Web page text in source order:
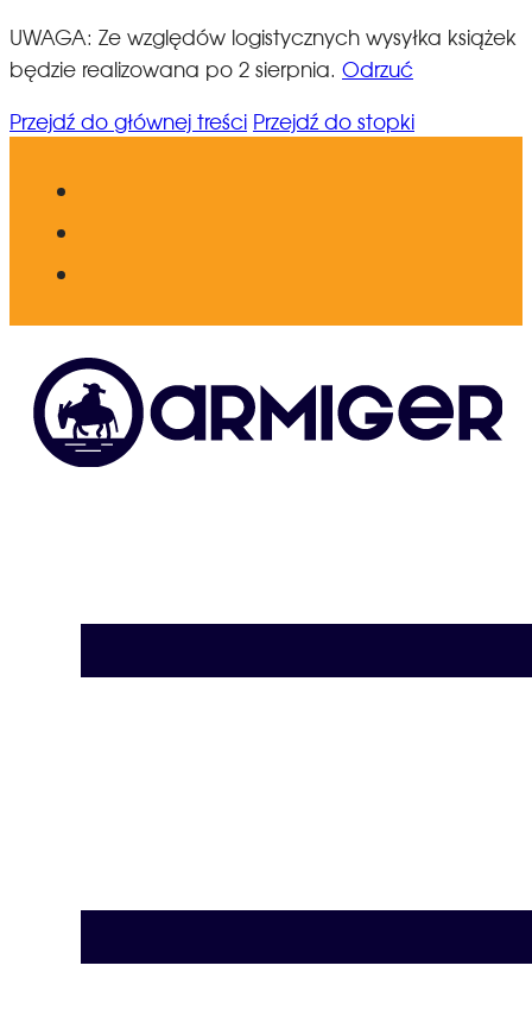
UWAGA: Ze względów logistycznych wysyłka książek
będzie realizowana po 2 sierpnia. Odrzuć
Przejdź do głównej treści Przejdź do stopki